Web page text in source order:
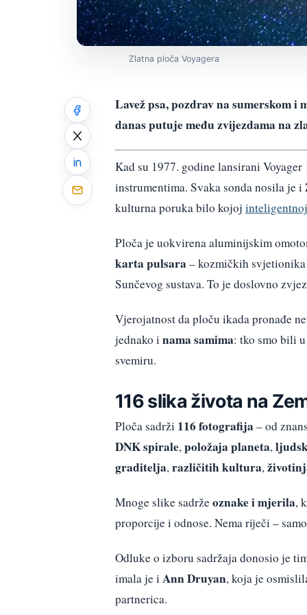
Zlatna ploča Voyagera
Lavež psa, pozdrav na sumerskom i
danas putuje među zvijezdama na
Kad su 1977. godine lansirani
instrumentima. Svaka sonda nosila je i
kulturna poruka bilo kojoj
Ploča je uokvirena aluminijskim
karta pulsara – kozmičkih svjetionika
Sunčevog sustava. To je doslovno
Vjerojatnost da ploču ikada pronađe
jednako i nama samima: tko smo bili
svemiru.
116 slika života na
Ploča sadrži 116 fotografija – od
DNK spirale,položaja planeta,
graditelja,različitih kultura,
Mnoge slike sadržeoznake i mjerila,
proporcije i odnose. Nema riječi –
Odluke o izboru sadržaja donosio je
imala je i Ann Druyan, koja je
partnerica.